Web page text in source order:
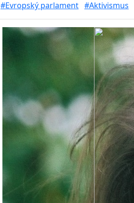
#Evropský parlament #Aktivismus